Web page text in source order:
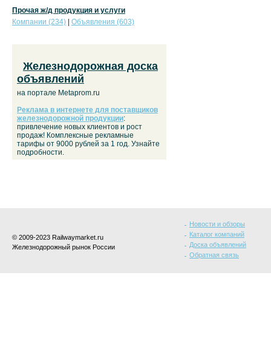
Прочая ж/д продукция и услуги
Компании (234)
Объявления (603)
Железнодорожная доска
объявлений
на портале Metaprom.ru
Реклама в интернете для поставщиков
железнодорожной продукции:
привлечение новых клиентов и рост
продаж! Комплексные рекламные
тарифы от 9000 рублей за 1 год. Узнайте
подробности.
© 2009-2023 Railwaymarket.ru
Железнодорожный рынок России
Новости и обзоры
Каталог компаний
Доска объявлений
Обратная связь